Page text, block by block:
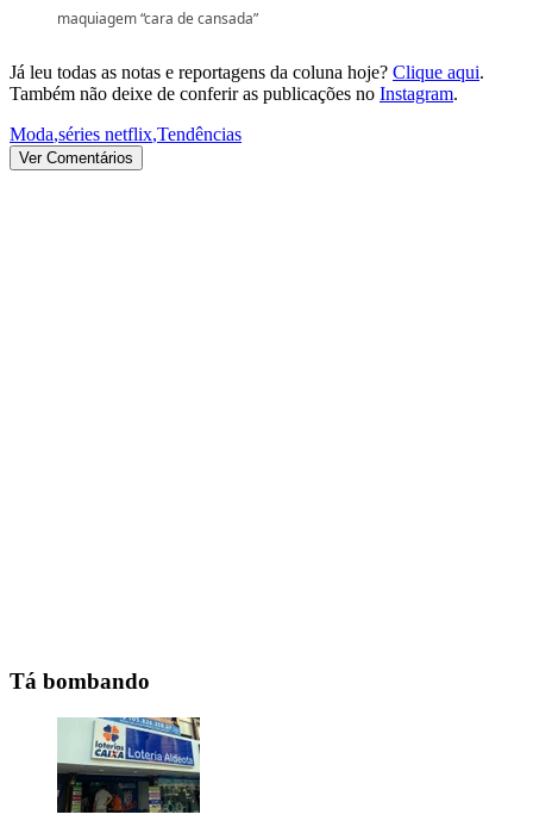
maquiagem “cara de cansada”
Já leu todas as notas e reportagens da coluna hoje? Clique aqui.
Também não deixe de conferir as publicações no Instagram.
Moda,séries netflix,Tendências
Ver Comentários
Tá bombando